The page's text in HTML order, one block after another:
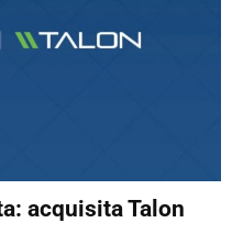
acquisita Talon